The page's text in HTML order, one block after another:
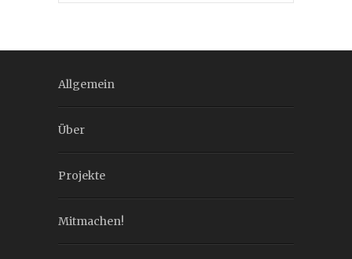
Allgemein
Über
Projekte
Mitmachen!